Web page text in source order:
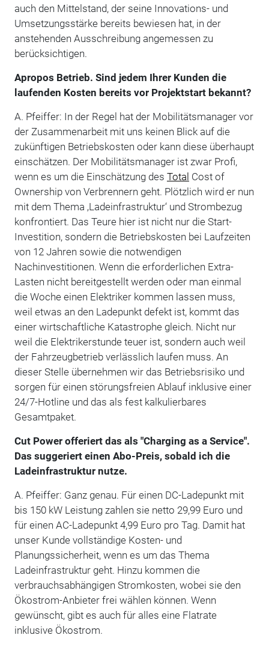
auch den Mittelstand, der seine Innovations- und
Umsetzungsstärke bereits bewiesen hat, in der
anstehenden Ausschreibung angemessen zu
berücksichtigen.
Apropos Betrieb. Sind jedem Ihrer Kunden die
laufenden Kosten bereits vor Projektstart bekannt?
A. Pfeiffer: In der Regel hat der Mobilitätsmanager vor
der Zusammenarbeit mit uns keinen Blick auf die
zukünftigen Betriebskosten oder kann diese überhaupt
einschätzen. Der Mobilitätsmanager ist zwar Profi,
wenn es um die Einschätzung des Total Cost of
Ownership von Verbrennern geht. Plötzlich wird er nun
mit dem Thema ‚Ladeinfrastruktur‘ und Strombezug
konfrontiert. Das Teure hier ist nicht nur die Start-
Investition, sondern die Betriebskosten bei Laufzeiten
von 12 Jahren sowie die notwendigen
Nachinvestitionen. Wenn die erforderlichen Extra-
Lasten nicht bereitgestellt werden oder man einmal
die Woche einen Elektriker kommen lassen muss,
weil etwas an den Ladepunkt defekt ist, kommt das
einer wirtschaftliche Katastrophe gleich. Nicht nur
weil die Elektrikerstunde teuer ist, sondern auch weil
der Fahrzeugbetrieb verlässlich laufen muss. An
dieser Stelle übernehmen wir das Betriebsrisiko und
sorgen für einen störungsfreien Ablauf inklusive einer
24/7-Hotline und das als fest kalkulierbares
Gesamtpaket.
Cut Power offeriert das als "Charging as a Service".
Das suggeriert einen Abo-Preis, sobald ich die
Ladeinfrastruktur nutze.
A. Pfeiffer: Ganz genau. Für einen DC-Ladepunkt mit
bis 150 kW Leistung zahlen sie netto 29,99 Euro und
für einen AC-Ladepunkt 4,99 Euro pro Tag. Damit hat
unser Kunde vollständige Kosten- und
Planungssicherheit, wenn es um das Thema
Ladeinfrastruktur geht. Hinzu kommen die
verbrauchsabhängigen Stromkosten, wobei sie den
Ökostrom-Anbieter frei wählen können. Wenn
gewünscht, gibt es auch für alles eine Flatrate
inklusive Ökostrom.